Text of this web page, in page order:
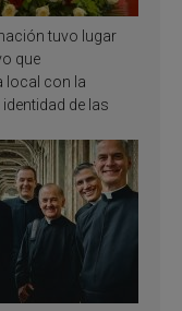
tuvo lugar
que
local con la
de las